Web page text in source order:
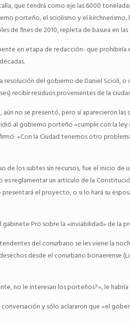
que tendrá como eje las 6000
porteño, el sciolismo y el kirchnerismo,
de fines de 2010, repleta de basura en
en etapa de redacción- que
del gobierno de Daniel Scioli,
recibir residuos provenientes de la
no se presentó, pero sí aparecieron
al gobierno porteño «cumplir con la
«Con la Ciudad tenemos otro
los subtes sin recursos, fue el inicio
reglamentar un artículo de la
el proyecto, o si lo hará su
Pro sobre la «inviabilidad» de la
del conurbano se les viene la
desde el conurbano bonaerense
no le interesan los porteños?», le
y sólo aclararon que «el